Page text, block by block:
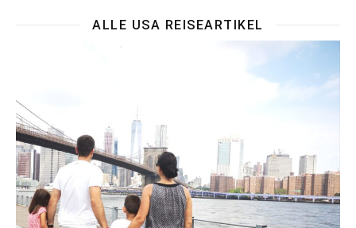
ALLE USA REISEARTIKEL